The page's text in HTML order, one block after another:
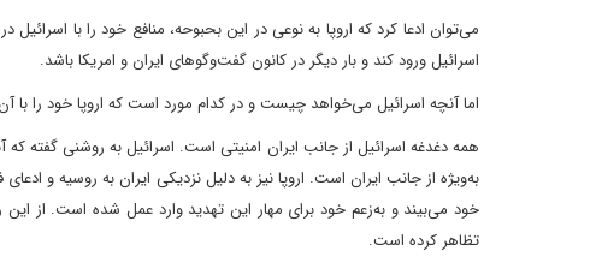
می‌توان ادعا کرد که اروپا به نوعی در این بحبوحه، منافع خود را با اسرائیل
اسرائیل ورود کند و بار دیگر در کانون گفت‌وگوهای ایران و امریکا باشد.
اما آنچه اسرائیل می‌خواهد چیست و در کدام مورد است که اروپا خود را با
همه دغدغه اسرائیل از جانب ایران امنیتی است. اسرائیل به روشنی گفته
به‌ویژه از جانب ایران است. اروپا نیز به دلیل نزدیکی ایران به روسیه و
خود می‌بیند و به‌زعم خود برای مهار این تهدید وارد عمل شده است. از
تظاهر کرده است.